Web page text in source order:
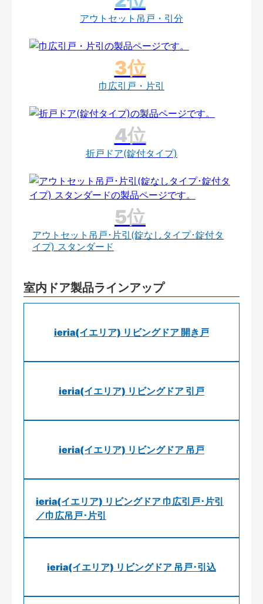
アウトセット吊戸・引分
巾広引戸・片引
折戸ドア(錠付タイプ)
アウトセット吊戸･片引(錠なしタイプ･錠付タ
イプ) スタンダード
室内ドア製品ラインアップ
ieria(イエリア) リビングドア 開き戸
ieria(イエリア) リビングドア 引戸
ieria(イエリア) リビングドア 吊戸
ieria(イエリア) リビングドア 巾広引戸･片引
／巾広吊戸･片引
ieria(イエリア) リビングドア 吊戸･引込